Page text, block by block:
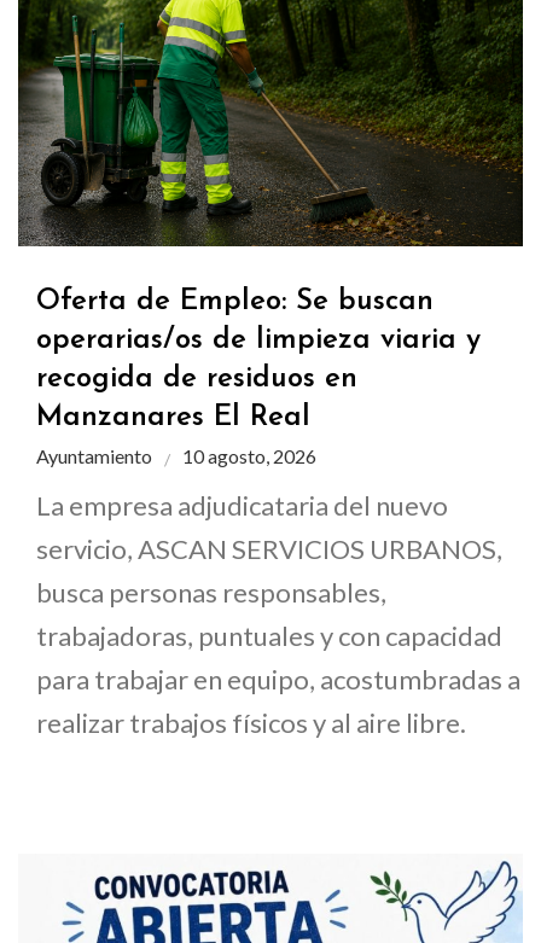
Oferta de Empleo: Se buscan
operarias/os de limpieza viaria y
recogida de residuos en
Manzanares El Real
Ayuntamiento 10 agosto, 2026
La empresa adjudicataria del nuevo
servicio, ASCAN SERVICIOS URBANOS,
busca personas responsables,
trabajadoras, puntuales y con capacidad
para trabajar en equipo, acostumbradas a
realizar trabajos físicos y al aire libre.